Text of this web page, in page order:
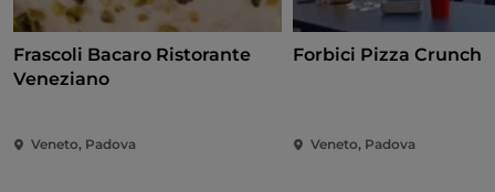
Frascoli Bacaro Ristorante
Veneziano
Veneto, Padova
Forbici Pizza Crunch
Veneto, Padova